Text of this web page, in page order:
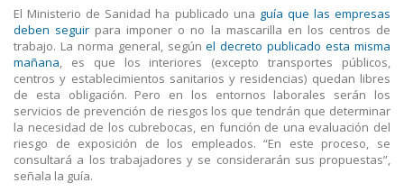
El Ministerio de Sanidad ha publicado una guía que las empresas
deben seguir para imponer o no la mascarilla en los centros de
trabajo. La norma general, segúnel decreto publicado esta misma
mañana, es que los interiores (excepto transportes públicos,
centros y establecimientos sanitarios y residencias) quedan libres
de esta obligación. Pero en los entornos laborales serán los
servicios de prevención de riesgos los que tendrán que determinar
la necesidad de los cubrebocas, en función de una evaluación del
riesgo de exposición de los empleados. “En este proceso, se
consultará a los trabajadores y se considerarán sus propuestas”,
señala la guía.